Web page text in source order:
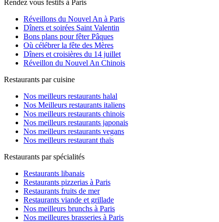
Rendez vous festifs à Paris
Réveillons du Nouvel An à Paris
Dîners et soirées Saint Valentin
Bons plans pour fêter Pâques
Où célébrer la fête des Mères
Dîners et croisières du 14 juillet
Réveillon du Nouvel An Chinois
Restaurants par cuisine
Nos meilleurs restaurants halal
Nos Meilleurs restaurants italiens
Nos meilleurs restaurants chinois
Nos meilleurs restaurants japonais
Nos meilleurs restaurants vegans
Nos meilleurs restaurant thaïs
Restaurants par spécialités
Restaurants libanais
Restaurants pizzerias à Paris
Restaurants fruits de mer
Restaurants viande et grillade
Nos meilleurs brunchs à Paris
Nos meilleures brasseries à Paris